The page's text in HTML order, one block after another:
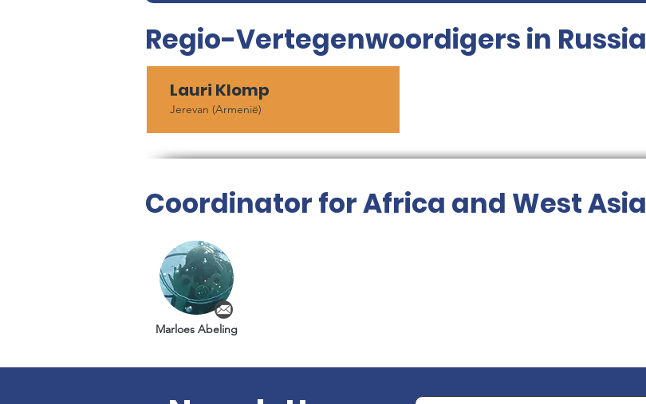
Regio-Vertegenwoordigers in Russia
Lauri Klomp
Jerevan (Armenië)
Coordinator for Africa and West Asia
Marloes Abeling